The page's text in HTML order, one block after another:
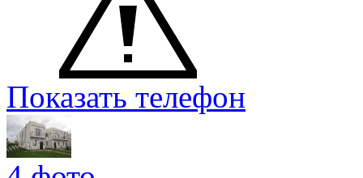
Показать телефон